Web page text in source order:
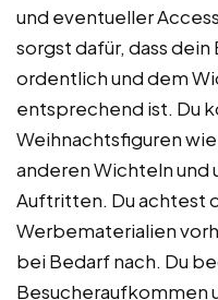
und eventueller
sorgst dafür, dass
ordentlich und dem
entsprechend ist. Du
Weihnachtsfiguren
anderen Wichteln
Auftritten. Du achtest
Werbematerialien
bei Bedarf nach. Du
Besucheraufkommen